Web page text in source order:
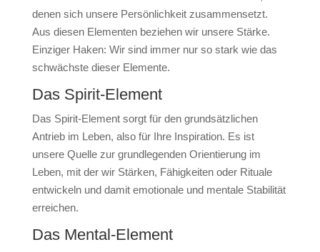
denen sich unsere Persönlichkeit zusammensetzt.
Aus diesen Elementen beziehen wir unsere Stärke.
Einziger Haken: Wir sind immer nur so stark wie das
schwächste dieser Elemente.
Das Spirit-Element
Das Spirit-Element sorgt für den grundsätzlichen
Antrieb im Leben, also für Ihre Inspiration. Es ist
unsere Quelle zur grundlegenden Orientierung im
Leben, mit der wir Stärken, Fähigkeiten oder Rituale
entwickeln und damit emotionale und mentale Stabilität
erreichen.
Das Mental-Element